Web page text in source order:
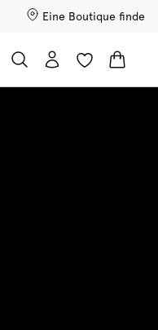
Eine Boutique finde